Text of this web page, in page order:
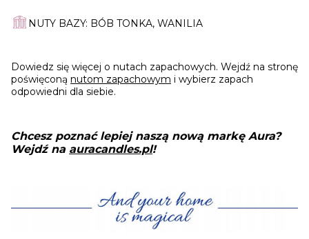
NUTY BAZY: BÓB TONKA, WANILIA
Dowiedz się więcej o nutach zapachowych. Wejdź na stronę
poświęconą nutom zapachowym i wybierz zapach
odpowiedni dla siebie.
Chcesz poznać lepiej naszą nową markę Aura?
Wejdź na auracandles.pl!